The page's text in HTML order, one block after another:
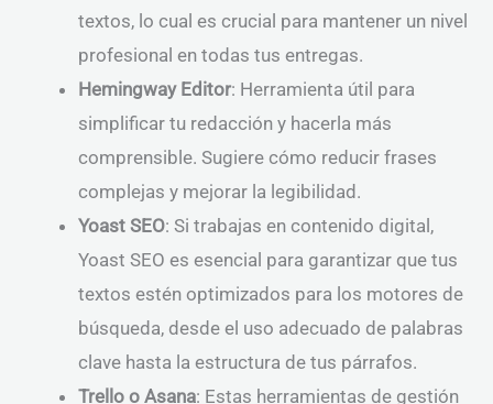
textos, lo cual es crucial para mantener un nivel
profesional en todas tus entregas.
Hemingway Editor: Herramienta útil para
simplificar tu redacción y hacerla más
comprensible. Sugiere cómo reducir frases
complejas y mejorar la legibilidad.
Yoast SEO: Si trabajas en contenido digital,
Yoast SEO es esencial para garantizar que tus
textos estén optimizados para los motores de
búsqueda, desde el uso adecuado de palabras
clave hasta la estructura de tus párrafos.
Trello o Asana: Estas herramientas de gestión